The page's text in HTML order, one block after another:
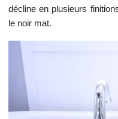
décline en plusieurs
le noir mat.